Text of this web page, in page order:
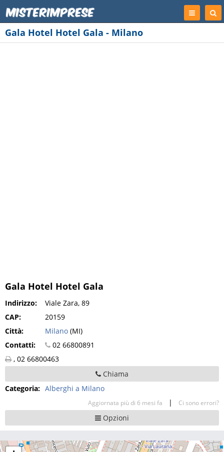
Registrati
Gala Hotel Hotel Gala - Milano
Gala Hotel Hotel Gala
Indirizzo:
Viale Zara, 89
CAP:
20159
Città:
Milano (MI)
Contatti:
02 66800891
, 02 66800463
Chiama
Categoria: Alberghi a Milano
Aggiornata più di 6 mesi fa | Ci sono errori?
Opzioni